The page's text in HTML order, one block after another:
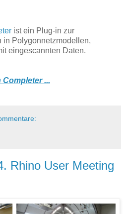
ist ein Plug-in zur
in Polygonnetzmodellen,
eingescannten Daten.
...
Rhino User Meeting